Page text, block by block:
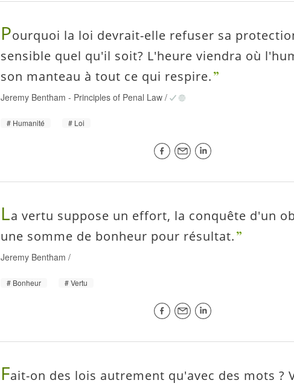
Pourquoi la loi devrait-elle refuser sa
sensible quel qu'il soit? L'heure viendra où
son manteau à tout ce qui respire.
Jeremy Bentham - Principles of Penal Law /
Humanité Loi
La vertu suppose un effort, la conquête d'un
une somme de bonheur pour résultat.
Jeremy Bentham /
Bonheur Vertu
Fait-on des lois autrement qu'avec des mots ?